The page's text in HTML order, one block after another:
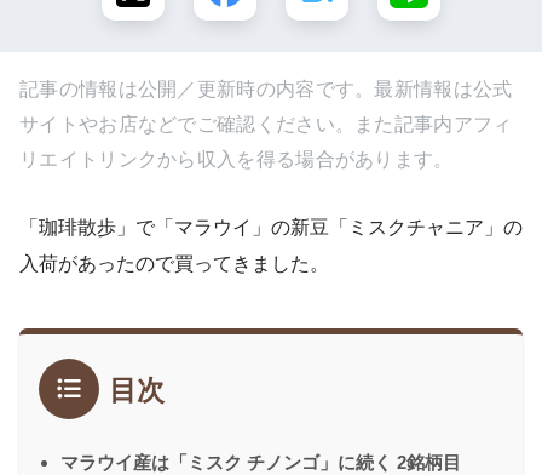
記事の情報は公開／更新時の内容です。最新情報は公式
サイトやお店などでご確認ください。また記事内アフィ
リエイトリンクから収入を得る場合があります。
「珈琲散歩」で「マラウイ」の新豆「ミスクチャニア」の
入荷があったので買ってきました。
目次
マラウイ産は「ミスク チノンゴ」に続く 2銘柄目